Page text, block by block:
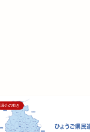
議会の動き